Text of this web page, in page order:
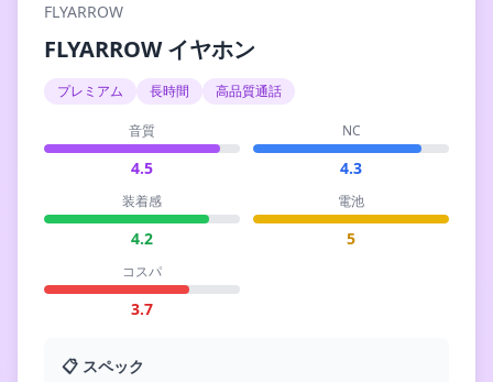
FLYARROW
FLYARROW イヤホン
プレミアム 長時間 高品質通話
音質
4.5
NC
4.3
装着感
4.2
電池
5
コスパ
3.7
📋 スペック